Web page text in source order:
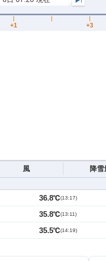
風 降雪
36.8℃(13:17)
35.8℃(13:11)
35.5℃(14:19)